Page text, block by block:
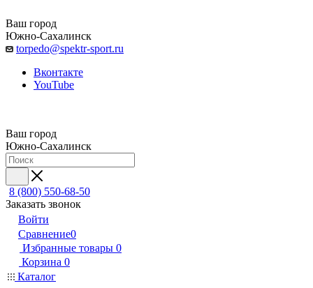
Ваш город
Южно-Сахалинск
torpedo@spektr-sport.ru
Вконтакте
YouTube
Ваш город
Южно-Сахалинск
8 (800) 550-68-50
Заказать звонок
Войти
Сравнение0
Избранные товары 0
Корзина 0
Каталог